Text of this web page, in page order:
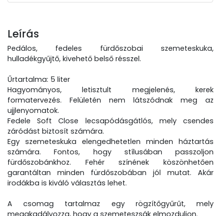
Leírás
Pedálos, fedeles fürdőszobai szemeteskuka,
hulladékgyűjtő, kivehető belső résszel.
Űrtartalma: 5 liter
Hagyományos, letisztult megjelenés, kerek
formatervezés. Felületén nem látszódnak meg az
ujjlenyomatok.
Fedele Soft Close lecsapódásgátlós, mely csendes
záródást biztosít számára.
Egy szemeteskuka elengedhetetlen minden háztartás
számára. Fontos, hogy stílusában passzoljon
fürdőszobánkhoz. Fehér színének köszönhetően
garantáltan minden fürdőszobában jól mutat. Akár
irodákba is kiváló választás lehet.
A csomag tartalmaz egy rögzítőgyűrűt, mely
megakadályozza, hogy a szemeteszsák elmozduljon.